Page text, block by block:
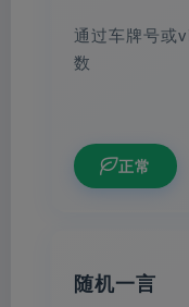
通过车牌号或
数
正常
随机一言